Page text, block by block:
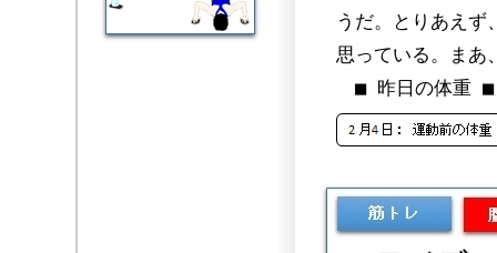
うだ。とりあえず
思っている。まあ
■ 昨日の体重 ■